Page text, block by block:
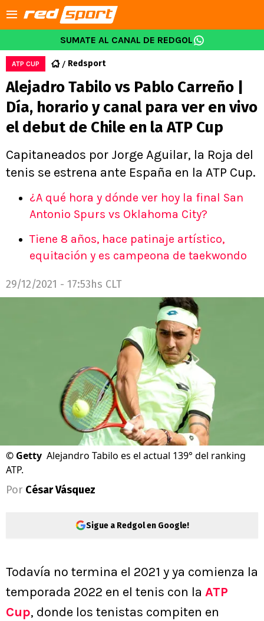
SUMATE AL CANAL DE REDGOL
ATP CUP Redsport
Alejadro Tabilo vs Pablo Carreño |
Día, horario y canal para ver en vivo
el debut de Chile en la ATP Cup
Capitaneados por Jorge Aguilar, la Roja del
tenis se estrena ante España en la ATP Cup.
¿A qué hora y dónde ver hoy la final San
Antonio Spurs vs Oklahoma City?
Tiene 8 años, hace patinaje artístico,
equitación y es campeona de taekwondo
29/12/2021 - 17:53hs CLT
© Getty Alejandro Tabilo es el actual 139° del ranking
ATP.
Por César Vásquez
Sigue a Redgol en Google!
Todavía no termina el 2021 y ya comienza la
temporada 2022 en el tenis con la ATP
Cup, donde los tenistas compiten en